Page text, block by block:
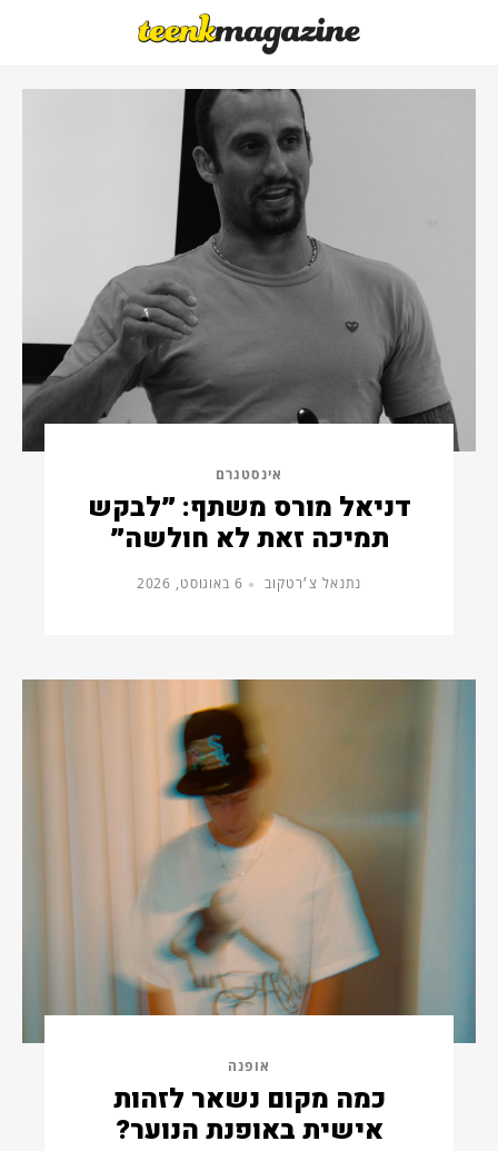
אינסטגרם
דניאל מורס משתף: ״לבקש
תמיכה זאת לא חולשה״
נתנאל צ׳רטקוב 6 באוגוסט, 2026
אופנה
כמה מקום נשאר לזהות
אישית באופנת הנוער?